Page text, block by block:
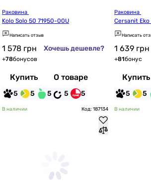
Kolo Solo 50 71950-00U
Написать отзыв
1 578 грн Хочешь дешевле?
+78бонусов
Купить О товаре
5 5 5 5 5
Cersanit
S1000151647)
Написать
1 639 грн
+81бонус
Купить
5 5
В наличии Код: 187134 В наличии